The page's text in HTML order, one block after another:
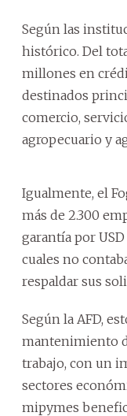
Según las
histórico. Del
millones en
destinados
comercio,
agropecuario y
Igualmente, el
más de 2.300
garantía por
cuales no
respaldar sus
Según la AFD,
mantenimiento
trabajo, con un
sectores
mipymes